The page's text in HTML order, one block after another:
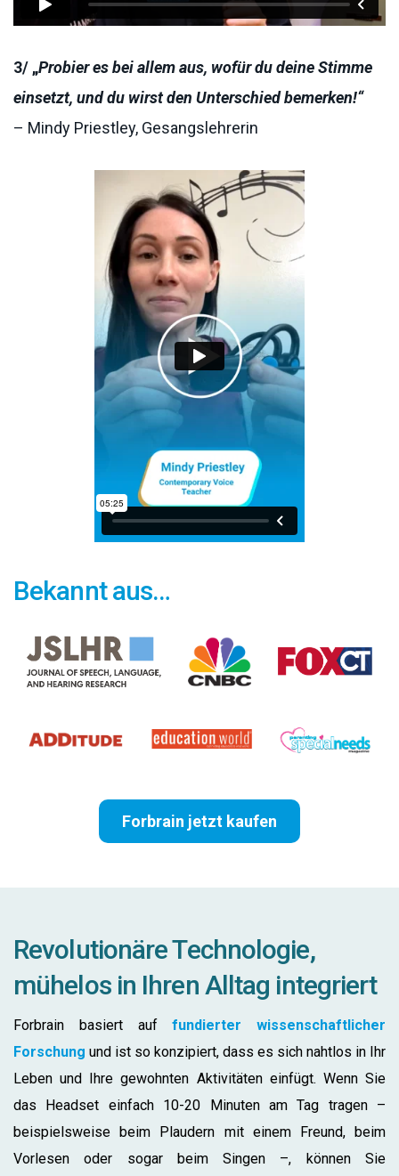
3/ „Probier es bei allem aus, wofür du deine Stimme
einsetzt, und du wirst den Unterschied bemerken!“
– Mindy Priestley, Gesangslehrerin
Bekannt aus…
Forbrain jetzt kaufen
Revolutionäre Technologie,
mühelos in Ihren Alltag integriert
Forbrain basiert auffundierter wissenschaftlicher
Forschung und ist so konzipiert, dass es sich nahtlos in Ihr
Leben und Ihre gewohnten Aktivitäten einfügt. Wenn Sie
das Headset einfach 10-20 Minuten am Tag tragen –
beispielsweise beim Plaudern mit einem Freund, beim
Vorlesen oder sogar beim Singen –, können Sie